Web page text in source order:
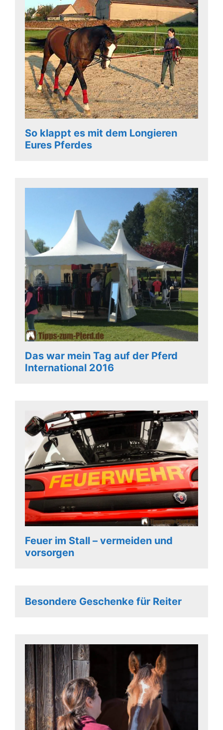
So klappt es mit dem Longieren
Eures Pferdes
Das war mein Tag auf der Pferd
International 2016
Feuer im Stall – vermeiden und
vorsorgen
Besondere Geschenke für Reiter